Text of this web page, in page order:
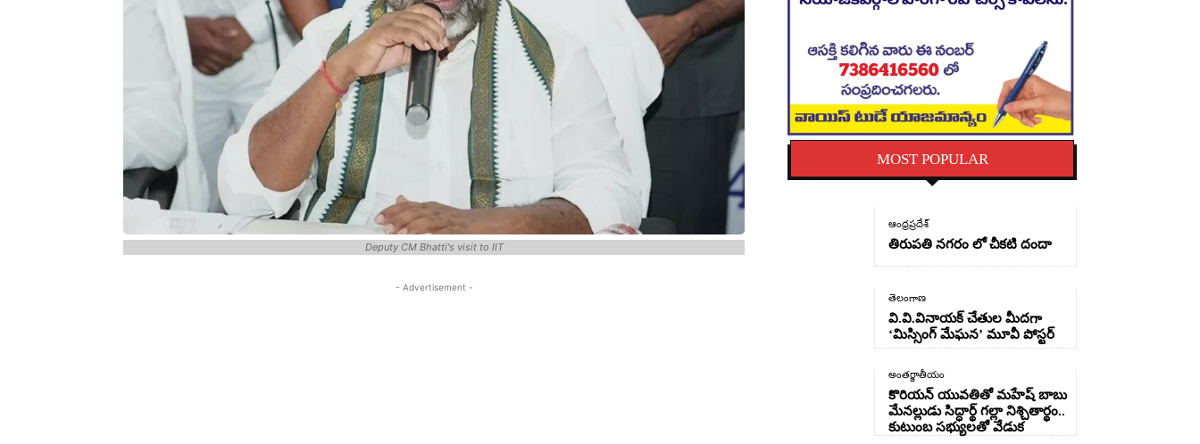
Deputy CM Bhatti's visit to IIT
- Advertisement -
MOST POPULAR
ఆంధ్రప్రదేశ్
తిరుపతి నగరం లో చీకటి దందా
తెలంగాణ
వి.వి.వినాయక్ చేతుల మీదగా
‘మిస్సింగ్ మేఘన’ మూవీ పోస్టర్
అంతర్జాతీయం
కొరియన్ యువతితో మహేష్ బాబు
మేనల్లుడు సిద్ధార్థ్ గల్లా నిశ్చితార్థం..
కుటుంబ సభ్యులతో వేడుక